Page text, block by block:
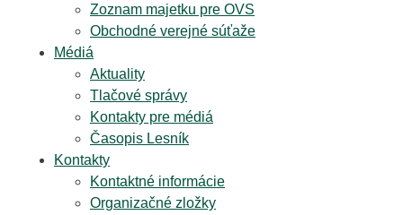
Zoznam majetku pre OVS
Obchodné verejné súťaže
Médiá
Aktuality
Tlačové správy
Kontakty pre médiá
Časopis Lesník
Kontakty
Kontaktné informácie
Organizačné zložky